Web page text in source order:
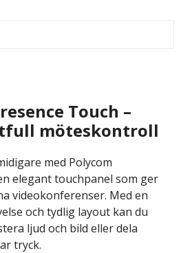
Touch –
möteskontroll
med Polycom
elegant touchpanel som ger
videokonferenser. Med en
och tydlig layout kan du
ljud och bild eller dela
tryck.